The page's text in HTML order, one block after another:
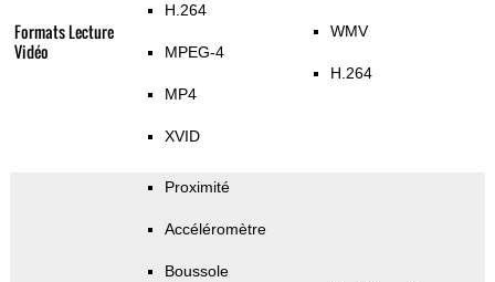
Formats Lecture
Vidéo
H.264
MPEG-4
MP4
XVID
WMV
H.264
Proximité
Accéléromètre
Boussole